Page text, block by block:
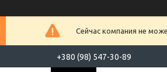
Сейчас компания не
+380 (98) 547-30-89